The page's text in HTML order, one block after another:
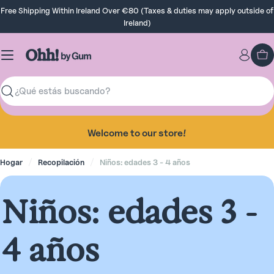
Saltar
contenido
Free Shipping Within Ireland Over €80 (Taxes & duties may apply outside of
Ireland)
Buscar
Welcome to our store!
Hogar Recopilación Niños: edades 3 - 4 años
R
e
Niños: edades 3 -
4 años